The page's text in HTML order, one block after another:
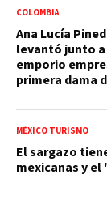
COLOMBIA
Ana Lucía
levantó junto a
emporio
primera dama
MÉXICO TURISMO
El sargazo
mexicanas y